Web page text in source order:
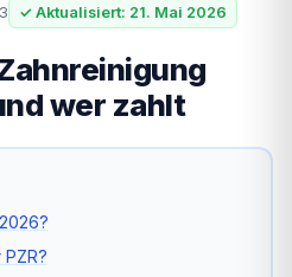
✓ Aktualisiert: 21. Mai 2026
wer zahlt